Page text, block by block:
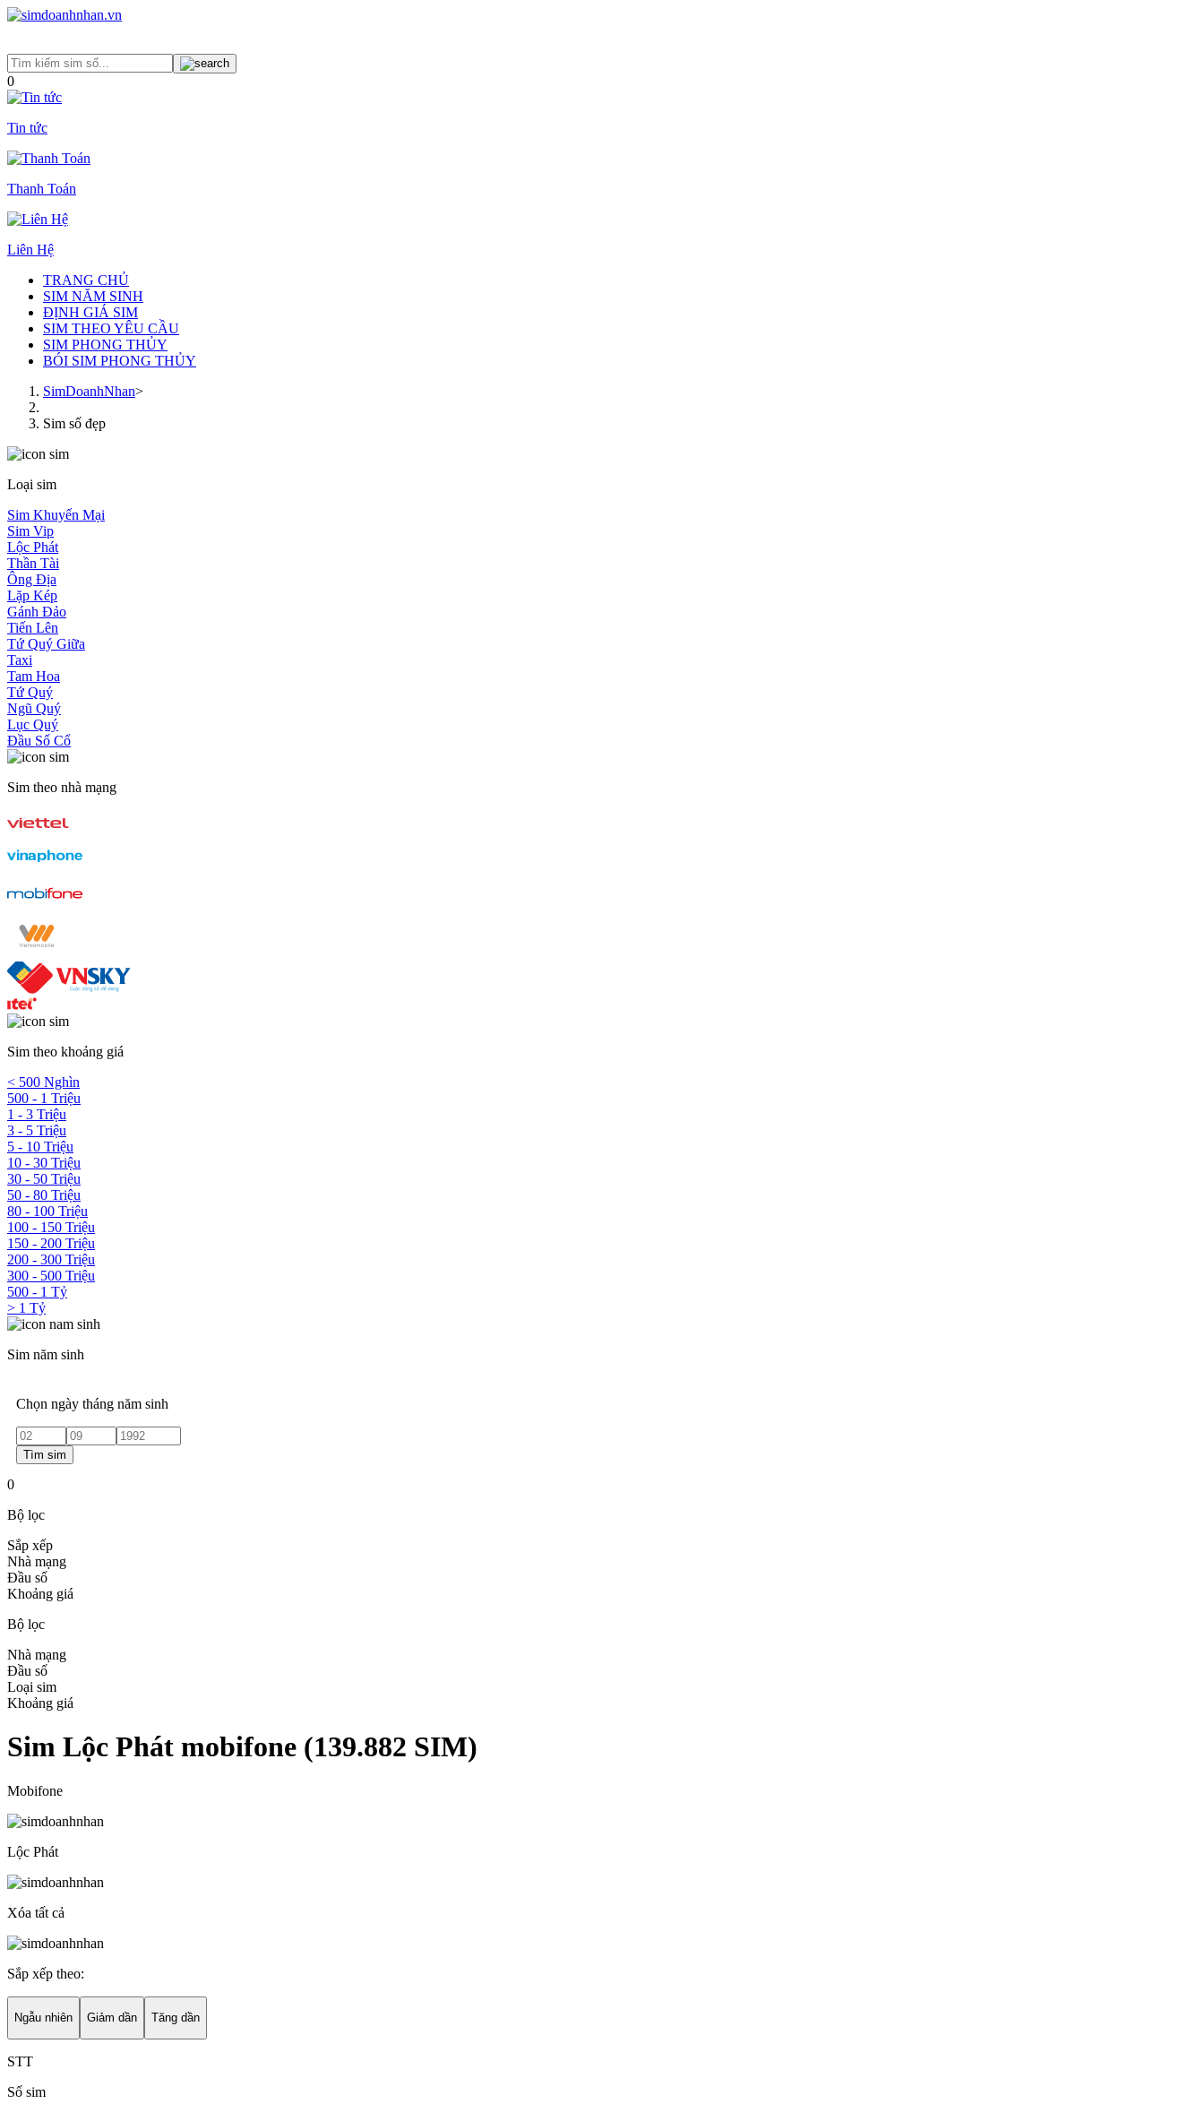
0
Tin tức
Thanh Toán
Liên Hệ
TRANG CHỦ
SIM NĂM SINH
ĐỊNH GIÁ SIM
SIM THEO YÊU CẦU
SIM PHONG THỦY
BÓI SIM PHONG THỦY
SimDoanhNhan>
Sim số đẹp
Loại sim
Sim Khuyến Mại
Sim Vip
Lộc Phát
Thần Tài
Ông Địa
Lặp Kép
Gánh Đảo
Tiến Lên
Tứ Quý Giữa
Taxi
Tam Hoa
Tứ Quý
Ngũ Quý
Lục Quý
Đầu Số Cổ
Sim theo nhà mạng
Sim theo khoảng giá
< 500 Nghìn
500 - 1 Triệu
1 - 3 Triệu
3 - 5 Triệu
5 - 10 Triệu
10 - 30 Triệu
30 - 50 Triệu
50 - 80 Triệu
80 - 100 Triệu
100 - 150 Triệu
150 - 200 Triệu
200 - 300 Triệu
300 - 500 Triệu
500 - 1 Tỷ
> 1 Tỷ
Sim năm sinh
Chọn ngày tháng năm sinh
Tìm sim
0
Bộ lọc
Sắp xếp
Nhà mạng
Đầu số
Khoảng giá
Bộ lọc
Nhà mạng
Đầu số
Loại sim
Khoảng giá
Sim Lộc Phát mobifone (139.882 SIM)
Mobifone
Lộc Phát
Xóa tất cả
Sắp xếp theo:
Ngẫu nhiên Giảm dần Tăng dần
STT
Số sim